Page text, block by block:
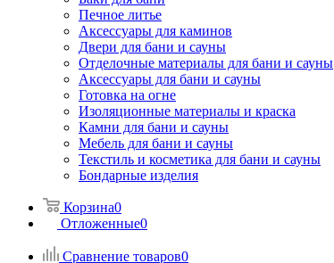
Печное литье
Аксессуары для каминов
Двери для бани и сауны
Отделочные материалы для бани и сауны
Аксессуары для бани и сауны
Готовка на огне
Изоляционные материалы и краска
Камни для бани и сауны
Мебель для бани и сауны
Текстиль и косметика для бани и сауны
Бондарные изделия
Корзина0
Отложенные0
Сравнение товаров0